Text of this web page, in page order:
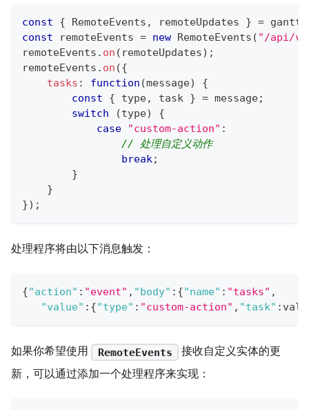
const { RemoteEvents , remoteUpdates } = gantt
const remoteEvents = new RemoteEvents ( "/api/
remoteEvents . on ( remoteUpdates) ;
remoteEvents . on ({
tasks : function (message)
{
const
{ type, task } = message;
switch
(type)
{
case
"custom-action" :
// 处理自定义动作
break;
}
}
}) ;
处理程序将由以下消息触发：
{"action" : "event" , "body" : {"name" : "tasks" ,
"value" : {"type" : "custom-action" , "task" :
如果你希望使用 RemoteEvents
接收自定义实体的更
新，可以通过添加一个处理程序来实现：